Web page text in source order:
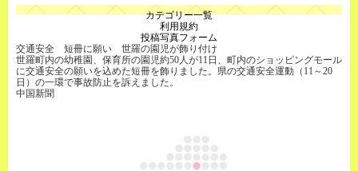
o
n
カテゴリー一覧
利用規約
投稿写真フォーム
交通安全 短冊に願い 世羅の園児が飾り付け
世羅町内の幼稚園、保育所の園児約50人が11日、町内のショッピングモール
に交通安全の願いを込めた短冊を飾りました。県の交通安全運動（11～20
日）の一環で事故防止を訴えました。
中国新聞